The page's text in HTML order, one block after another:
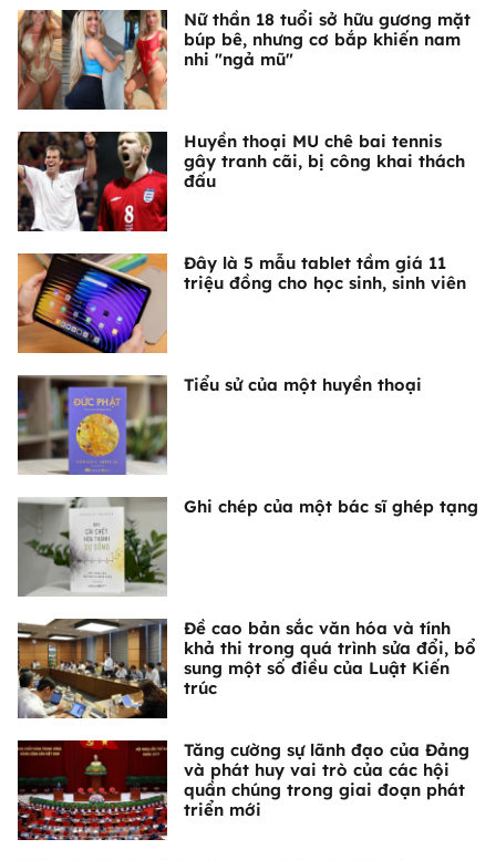
Nữ thần 18 tuổi sở hữu gương mặt
búp bê, nhưng cơ bắp khiến nam
nhi "ngả mũ"
Huyền thoại MU chê bai tennis
gây tranh cãi, bị công khai thách
đấu
Đây là 5 mẫu tablet tầm giá 11
triệu đồng cho học sinh, sinh viên
Tiểu sử của một huyền thoại
Ghi chép của một bác sĩ ghép tạng
Đề cao bản sắc văn hóa và tính
khả thi trong quá trình sửa đổi, bổ
sung một số điều của Luật Kiến
trúc
Tăng cường sự lãnh đạo của Đảng
và phát huy vai trò của các hội
quần chúng trong giai đoạn phát
triển mới